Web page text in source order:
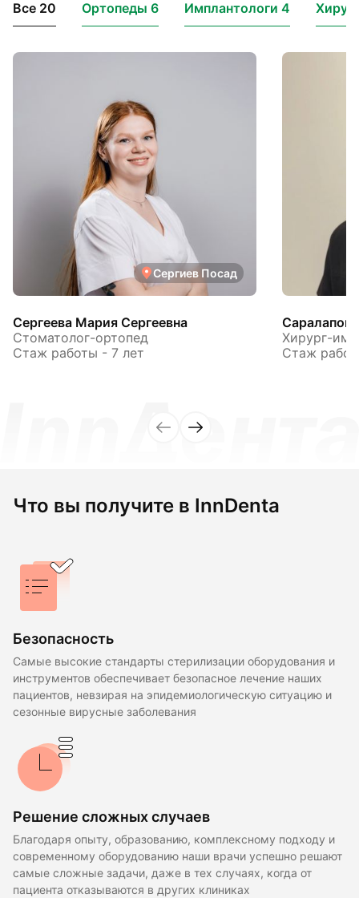
Все 20 Ортопеды 6 Имплантологи 4
Сергиев Посад
Сергеева Мария Сергеевна
Стоматолог-ортопед
Стаж работы - 7 лет
Саралапов
Хирург-
Стаж
Что вы получите в InnDenta
Безопасность
Самые высокие стандарты стерилизации оборудования и
инструментов обеспечивает безопасное лечение наших
пациентов, невзирая на эпидемиологическую ситуацию и
сезонные вирусные заболевания
Решение сложных случаев
Благодаря опыту, образованию, комплексному подходу и
современному оборудованию наши врачи успешно решают
самые сложные задачи, даже в тех случаях, когда от
пациента отказываются в других клиниках